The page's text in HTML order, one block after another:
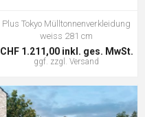
Plus Tokyo Mülltonnenverkleidung
weiss 281 cm
CHF 1.211,00 inkl. ges. MwSt.
ggf. zzgl. Versand